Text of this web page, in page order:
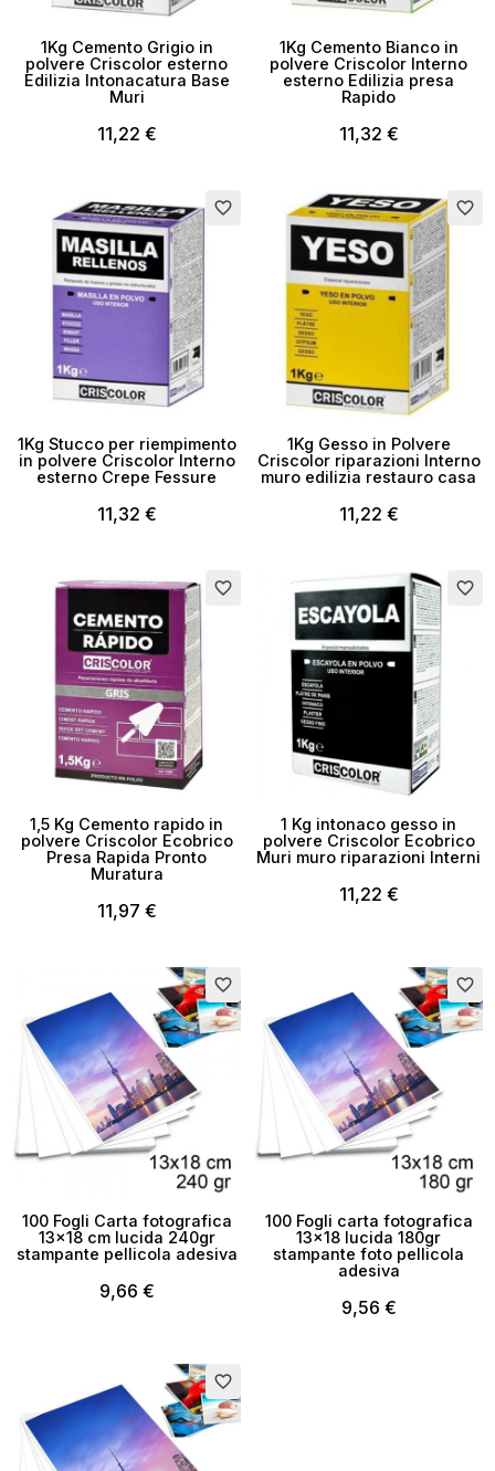
1Kg Cemento Grigio in
polvere Criscolor esterno
Edilizia Intonacatura Base
Muri
11,22 €
1Kg Cemento Bianco in
polvere Criscolor Interno
esterno Edilizia presa
Rapido
11,32 €
favorite_border
1Kg Stucco per riempimento
in polvere Criscolor Interno
esterno Crepe Fessure
11,32 €
favorite_border
1Kg Gesso in Polvere
Criscolor riparazioni Interno
muro edilizia restauro casa
11,22 €
favorite_border
1,5 Kg Cemento rapido in
polvere Criscolor Ecobrico
Presa Rapida Pronto
Muratura
11,97 €
favorite_border
1 Kg intonaco gesso in
polvere Criscolor Ecobrico
Muri muro riparazioni Interni
11,22 €
favorite_border
100 Fogli Carta fotografica
13x18 cm lucida 240gr
stampante pellicola adesiva
9,66 €
favorite_border
100 Fogli carta fotografica
13x18 lucida 180gr
stampante foto pellicola
adesiva
9,56 €
favorite_border
Crea lista dei desideri ×
Nome lista dei desideri